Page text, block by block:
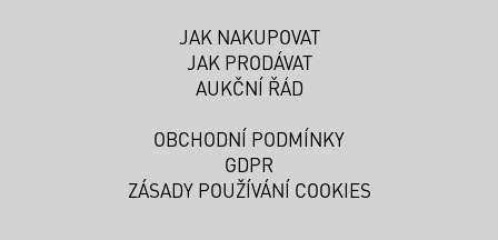
JAK NAKUPOVAT
JAK PRODÁVAT
AUKČNÍ ŘÁD
OBCHODNÍ PODMÍNKY
GDPR
ZÁSADY POUŽÍVÁNÍ COOKIES